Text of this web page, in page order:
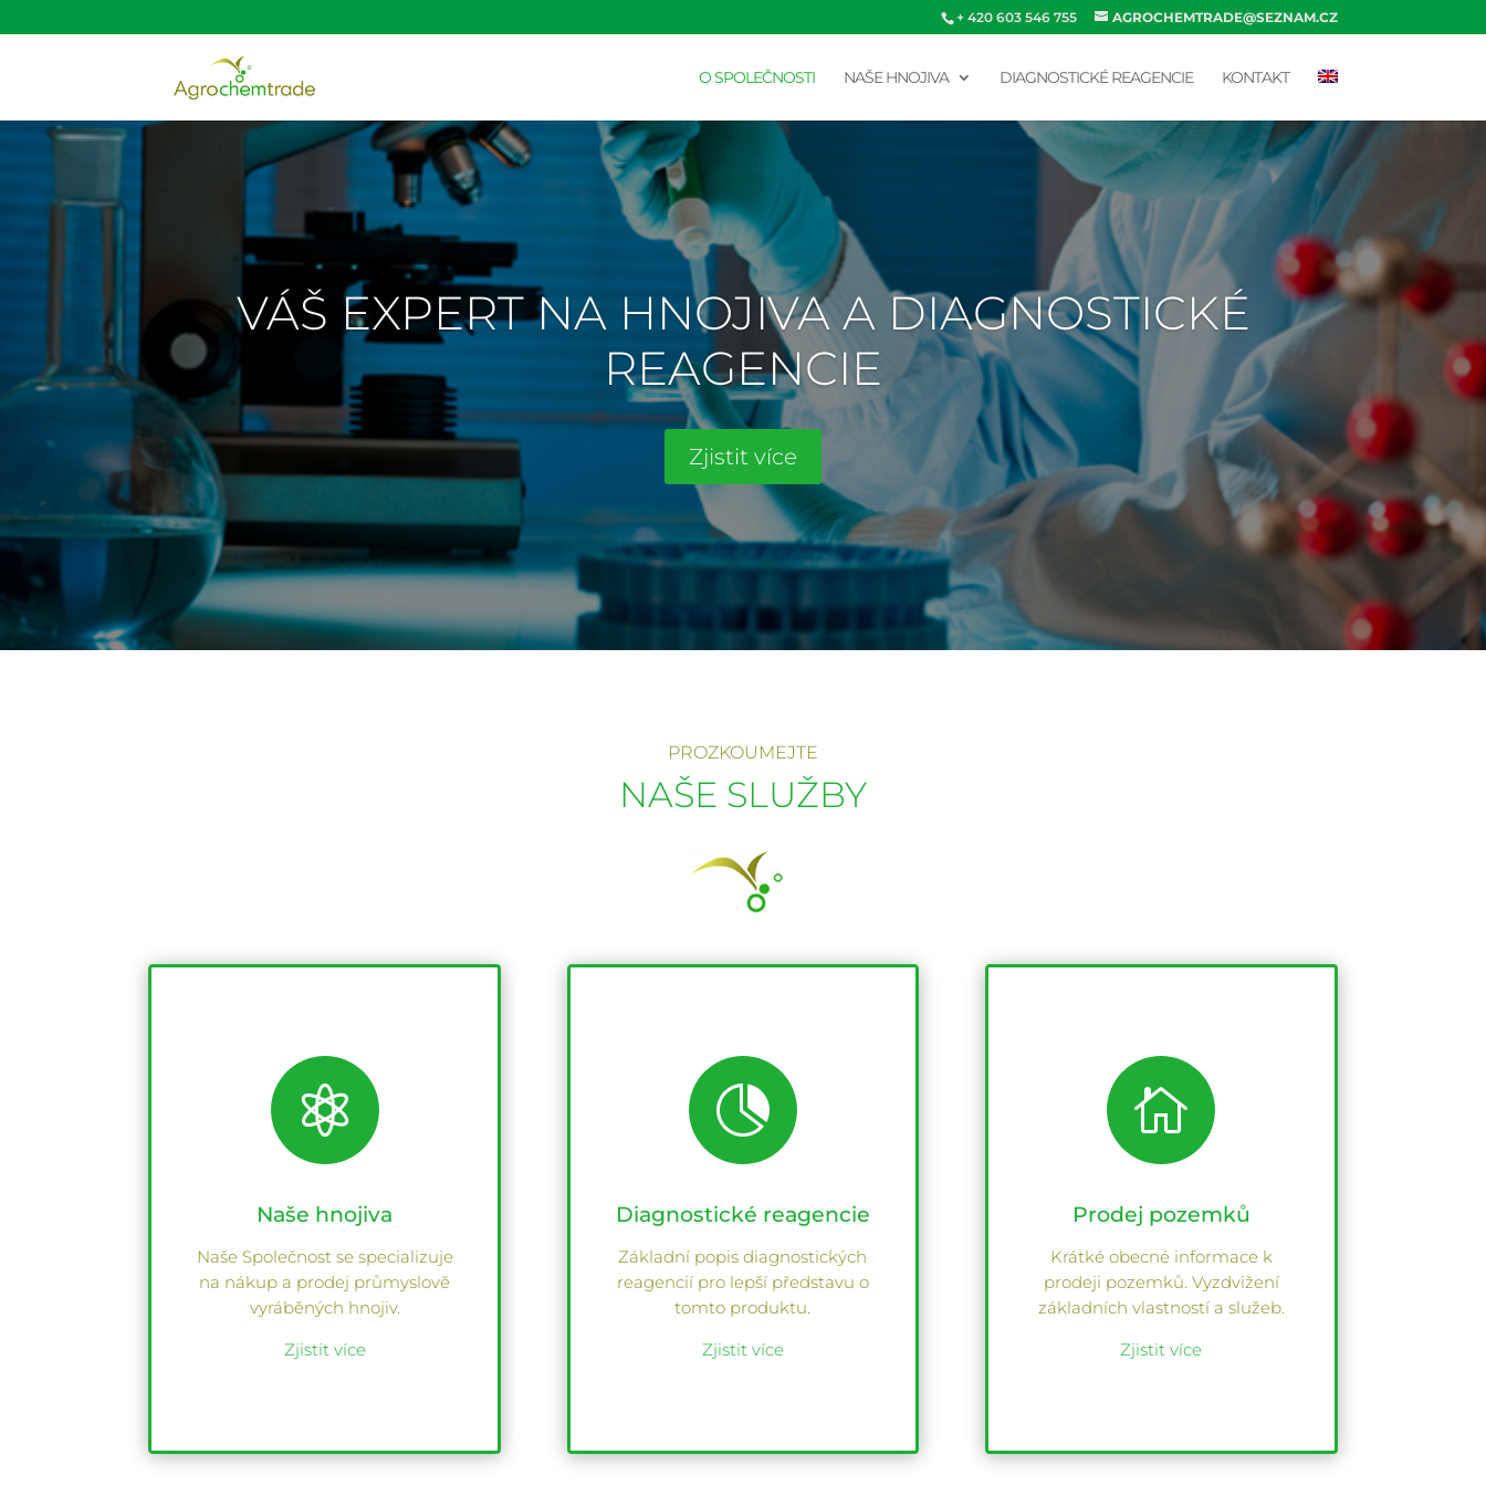
+ 420 603 546 755 AGROCHEMTRADE@SEZNAM.CZ
O SPOLEČNOSTI NAŠE HNOJIVA DIAGNOSTICKÉ REAGENCIE KONTAKT
VÁŠ EXPERT NA HNOJIVA A DIAGNOSTICKÉ
REAGENCIE
Zjistit více
PROZKOUMEJTE
NAŠE SLUŽBY

Naše hnojiva
Naše Společnost se specializuje
na nákup a prodej průmyslově
vyráběných hnojiv.
Zjistit více

Diagnostické reagencie
Základní popis diagnostických
reagencií pro lepší představu o
tomto produktu.
Zjistit více

Prodej pozemků
Krátké obecné informace k
prodeji pozemků. Vyzdvižení
základních vlastností a služeb.
Zjistit více